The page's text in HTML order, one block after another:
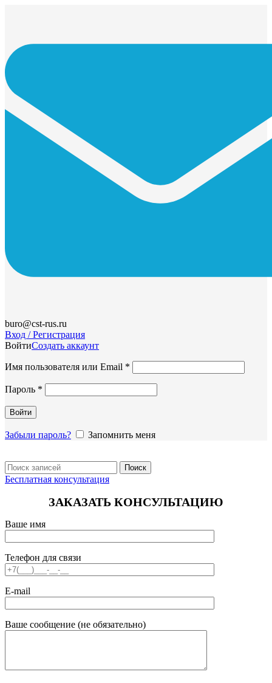
buro@cst-rus.ru
Вход / Регистрация
ВойтиСоздать аккаунт
Имя пользователя или Email *
Пароль *
Войти
Забыли пароль? Запомнить меня
Поиск
Бесплатная консультация
ЗАКАЗАТЬ КОНСУЛЬТАЦИЮ
Ваше имя
Телефон для связи
E-mail
Ваше сообщение (не обязательно)